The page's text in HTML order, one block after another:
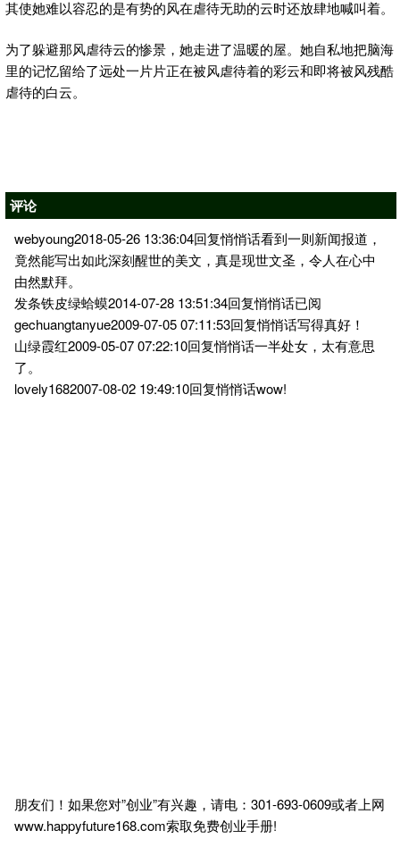
其使她难以容忍的是有势的风在虐待无助的云时还放肆地喊叫着。
为了躲避那风虐待云的惨景，她走进了温暖的屋。她自私地把脑海
里的记忆留给了远处一片片正在被风虐待着的彩云和即将被风残酷
虐待的白云。
评论
webyoung2018-05-26 13:36:04回复悄悄话看到一则新闻报道，
竟然能写出如此深刻醒世的美文，真是现世文圣，令人在心中
由然默拜。
发条铁皮绿蛤蟆2014-07-28 13:51:34回复悄悄话已阅
gechuangtanyue2009-07-05 07:11:53回复悄悄话写得真好！
山绿霞红2009-05-07 07:22:10回复悄悄话一半处女，太有意思
了。
lovely1682007-08-02 19:49:10回复悄悄话wow!
朋友们！如果您对”创业”有兴趣，请电：301-693-0609或者上网
www.happyfuture168.com索取免费创业手册!